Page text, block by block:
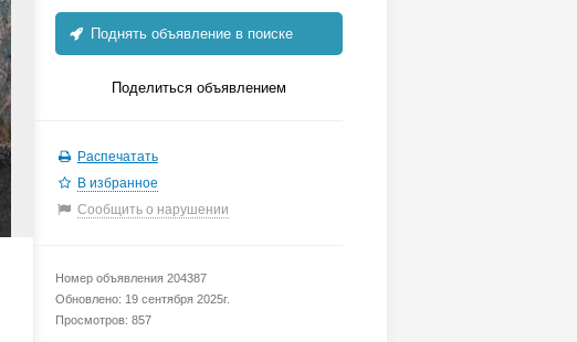
Поднять объявление в поиске
Поделиться объявлением
Распечатать
В избранное
Сообщить о нарушении
Номер объявления 204387
Обновлено: 19 сентября 2025г.
Просмотров: 857